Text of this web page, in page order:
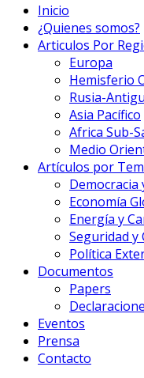
Inicio
¿Quienes somos?
Articulos Por
Europa
Hemisferio
Rusia-
Asia Pacífico
Africa Sub-
Medio
Artículos por
Democracia
Economía
Energía y
Seguridad y
Política
Documentos
Papers
Eventos
Prensa
Contacto